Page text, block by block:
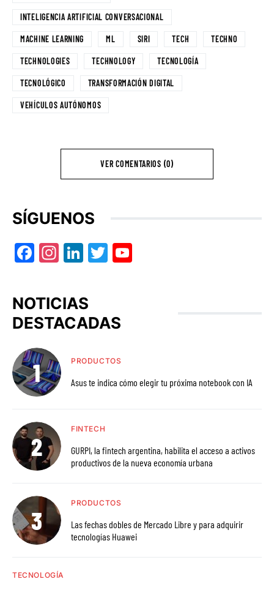
INTELIGENCIA ARTIFICIAL CONVERSACIONAL
MACHINE LEARNING ML SIRI TECH TECHNO
TECHNOLOGIES TECHNOLOGY TECNOLOGÍA
TECNOLÓGICO TRANSFORMACIÓN DIGITAL
VEHÍCULOS AUTÓNOMOS
VER COMENTARIOS (0)
SÍGUENOS
Facebook
Instagram
LinkedIn
Twitter
NOTICIAS
DESTACADAS
PRODUCTOS
Asus te indica cómo elegir tu próxima notebook con IA
FINTECH
GURPI, la fintech argentina, habilita el acceso a activos
productivos de la nueva economía urbana
PRODUCTOS
Las fechas dobles de Mercado Libre y para adquirir
tecnologías Huawei
TECNOLOGÍA